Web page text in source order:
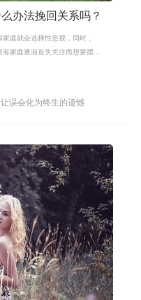
办法挽回关系吗？
庭就会选择性忽视，同时，
家庭逐渐丧失关注而想要摆
误会化为终生的遗憾